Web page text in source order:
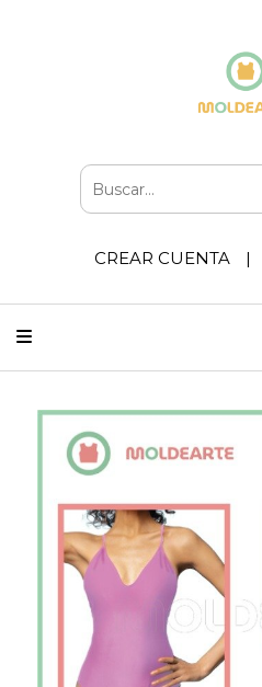
CREAR CUENTA